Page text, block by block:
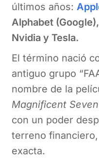
últimos años:
Alphabet
Nvidia y Tesla.
El término nació
antiguo grupo
nombre de la
Magnificent Seven
con un poder
terreno
exacta.